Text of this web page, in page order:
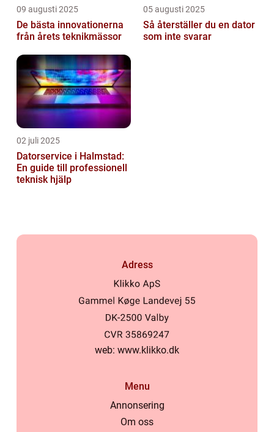
09 augusti 2025
De bästa innovationerna
från årets teknikmässor
05 augusti 2025
Så återställer du en dator
som inte svarar
02 juli 2025
Datorservice i Halmstad:
En guide till professionell
teknisk hjälp
Adress
web: www.klikko.dk
Menu
Annonsering
Om oss